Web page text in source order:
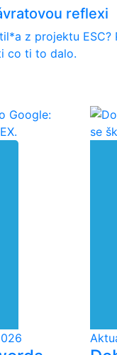
reflexi
z projektu
co ti to dalo.